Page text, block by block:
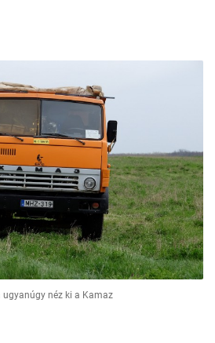
ugyanúgy néz ki a Kamaz